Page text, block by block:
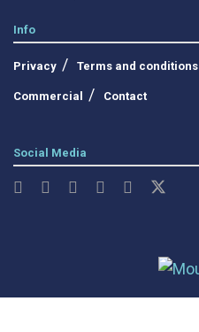
Info
Privacy Terms and conditions
Commercial Contact
Social Media